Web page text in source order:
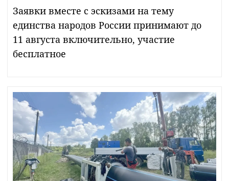
Заявки вместе с эскизами на тему
единства народов России принимают до
11 августа включительно, участие
бесплатное